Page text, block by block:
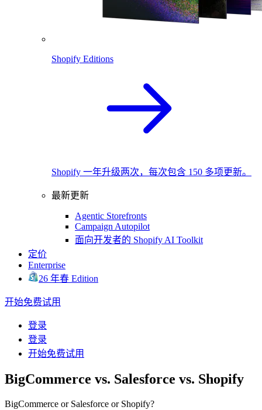
Shopify Editions
Shopify 一年升级两次，每次包含 150 多项更新。
最新更新
Agentic Storefronts
Campaign Autopilot
面向开发者的 Shopify AI Toolkit
定价
Enterprise
26 年春 Edition
开始免费试用
登录
登录
开始免费试用
BigCommerce vs. Salesforce vs. Shopify
BigCommerce or Salesforce or Shopify?